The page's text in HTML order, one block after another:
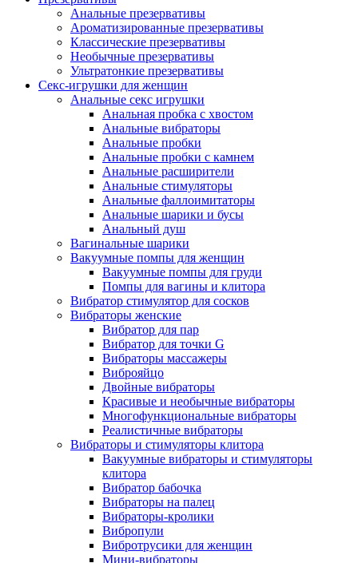
Анальные презервативы
Ароматизированные презервативы
Классические презервативы
Необычные презервативы
Ультратонкие презервативы
Секс-игрушки для женщин
Анальные секс игрушки
Анальная пробка с хвостом
Анальные вибраторы
Анальные пробки
Анальные пробки с камнем
Анальные расширители
Анальные стимуляторы
Анальные фаллоимитаторы
Анальные шарики и бусы
Анальный душ
Вагинальные шарики
Вакуумные помпы для женщин
Вакуумные помпы для груди
Помпы для вагины и клитора
Вибратор стимулятор для сосков
Вибраторы женские
Вибратор для пар
Вибратор для точки G
Вибраторы массажеры
Виброяйцо
Двойные вибраторы
Красивые и необычные вибраторы
Многофункциональные вибраторы
Реалистичные вибраторы
Вибраторы и стимуляторы клитора
Вакуумные вибраторы и стимуляторы
клитора
Вибратор бабочка
Вибраторы на палец
Вибраторы-кролики
Вибропули
Вибротрусики для женщин
Мини-вибраторы